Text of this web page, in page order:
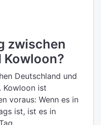
zwischen
Deutschland und
Kowloon ist
voraus: Wenn es in
ist, ist es in